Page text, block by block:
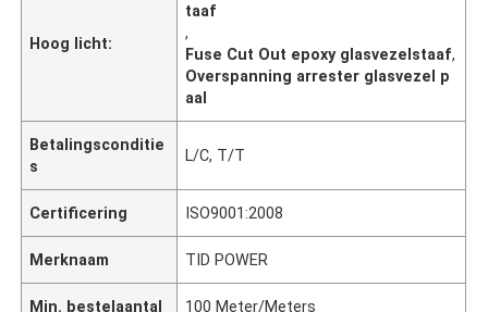
Hoog licht:
taaf
,
Fuse Cut Out epoxy glasvezelstaaf,
Overspanning arrester glasvezel p
aal
Betalingsconditie
s
L/C, T/T
Certificering ISO9001:2008
Merknaam TID POWER
Min. bestelaantal 100 Meter/Meters